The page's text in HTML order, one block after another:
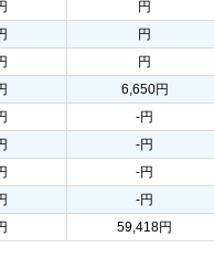
円
円
円
6,650円
-円
-円
-円
-円
59,418円